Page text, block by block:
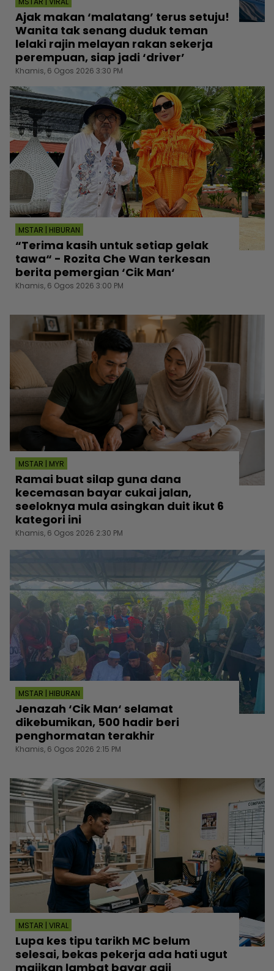
Ajak makan ‘malatang’ terus setuju!
Wanita tak senang duduk teman
lelaki rajin melayan rakan sekerja
perempuan, siap jadi ‘driver’
Khamis, 6 Ogos 2026 3:30 PM
MSTAR | HIBURAN
“Terima kasih untuk setiap gelak
tawa“ - Rozita Che Wan terkesan
berita pemergian ‘Cik Man‘
Khamis, 6 Ogos 2026 3:00 PM
MSTAR | MYR
Ramai buat silap guna dana
kecemasan bayar cukai jalan,
seeloknya mula asingkan duit ikut 6
kategori ini
Khamis, 6 Ogos 2026 2:30 PM
MSTAR | HIBURAN
Jenazah ‘Cik Man‘ selamat
dikebumikan, 500 hadir beri
penghormatan terakhir
Khamis, 6 Ogos 2026 2:15 PM
MSTAR | VIRAL
Lupa kes tipu tarikh MC belum
selesai, bekas pekerja ada hati ugut
majikan lambat bayar gaji